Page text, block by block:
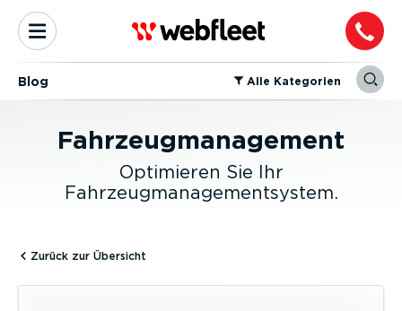
Blog ⁠Alle Kategorien
Fahrzeugmanagement
Optimieren Sie Ihr
Fahrzeugmanagementsystem.
Zurück zur Übersicht